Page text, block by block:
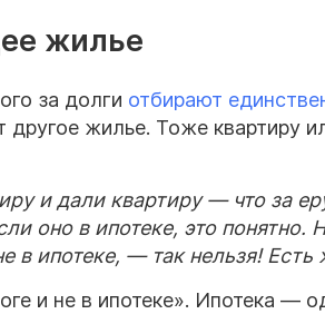
жилье
за долги отбирают
другое жилье. Тоже квартиру
и дали квартиру — что за
оно в ипотеке, это понятно.
в ипотеке, — так нельзя! Есть
и не в ипотеке». Ипотека —